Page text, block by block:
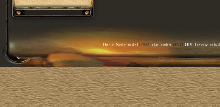
Diese Seite nutzt e107, das unter GNU GPL Lizenz